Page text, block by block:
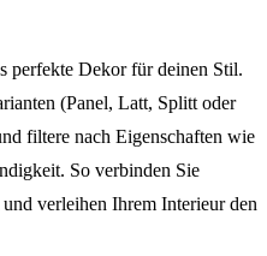
perfekte Dekor für deinen Stil.
(Panel, Latt, Splitt oder
filtere nach Eigenschaften wie
So verbinden Sie
verleihen Ihrem Interieur den